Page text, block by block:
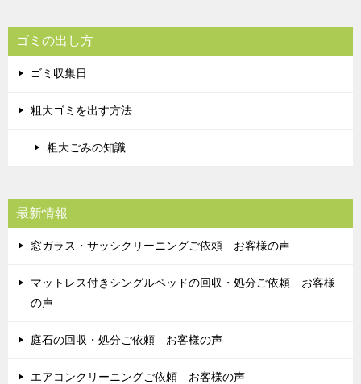
ゴミの出し方
ゴミ収集日
粗大ゴミを出す方法
粗大ごみの知識
最新情報
窓ガラス・サッシクリーニングご依頼 お客様の声
マットレス付きシングルベッドの回収・処分ご依頼 お客様
の声
庭石の回収・処分ご依頼 お客様の声
エアコンクリーニングご依頼 お客様の声